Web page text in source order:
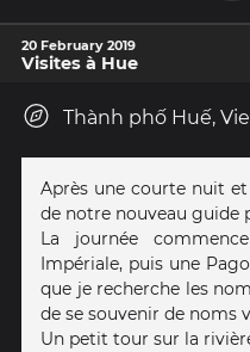
20 February 2019
Visites à Hue
Thành phố Huế,
Après une courte nuit
de notre nouveau guide
La journée
Impériale, puis une
que je recherche les
de se souvenir de noms
Un petit tour sur la